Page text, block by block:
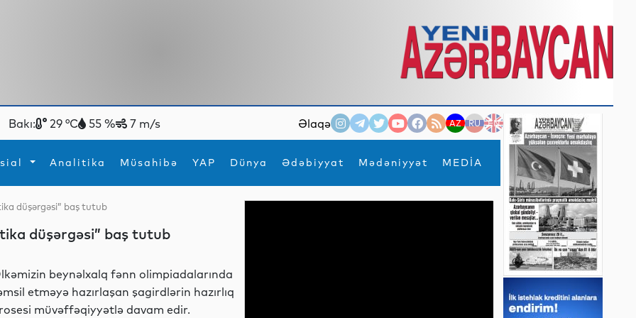
Bakı: 29 °C 55 % 7 m/s Əlaqə AZ RU EN
Analitika Müsahibə YAP Dünya Ədəbiyyat Mədəniyyət MEDİA
×
İdmanYeni texnologiyalar
düşərgəsi” baş tutub
düşərgəsi” baş tutub
beynəlxalq fənn olimpiadalarında
etməyə hazırlaşan şagirdlərin hazırlıq
müvəffəqiyyətlə davam edir.